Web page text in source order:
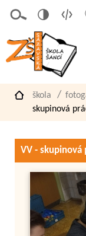
á
verze
pro
slaboz
raké
škola
skupinová
VV - skupinová